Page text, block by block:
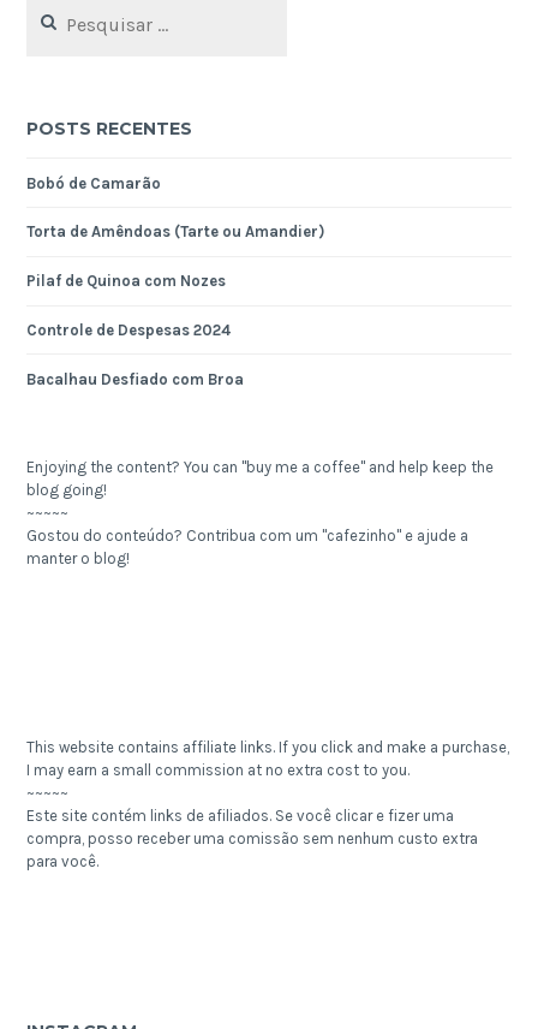
por:
POSTS RECENTES
Bobó de Camarão
Torta de Amêndoas (Tarte ou Amandier)
Pilaf de Quinoa com Nozes
Controle de Despesas 2024
Bacalhau Desfiado com Broa
Enjoying the content? You can "buy me a coffee" and help keep the
blog going!
~~~~~
Gostou do conteúdo? Contribua com um "cafezinho" e ajude a
manter o blog!
This website contains affiliate links. If you click and make a purchase,
I may earn a small commission at no extra cost to you.
~~~~~
Este site contém links de afiliados. Se você clicar e fizer uma
compra, posso receber uma comissão sem nenhum custo extra
para você.